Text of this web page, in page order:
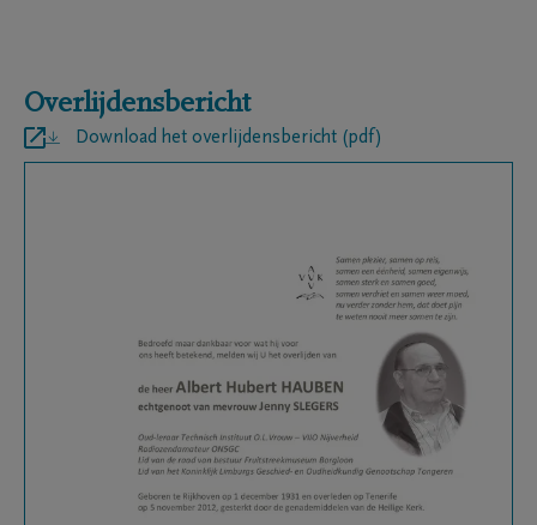
Overlijdensbericht
Download het overlijdensbericht (pdf)